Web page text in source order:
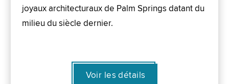
joyaux architecturaux de Palm Springs datant du
milieu du siècle dernier.
Voir les détails